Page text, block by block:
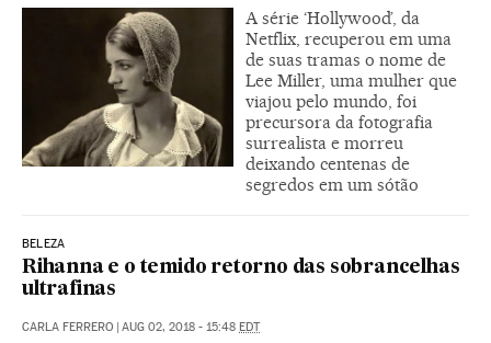
A série ‘Hollywood’, da
Netflix, recuperou em uma
de suas tramas o nome de
Lee Miller, uma mulher que
viajou pelo mundo, foi
precursora da fotografia
surrealista e morreu
deixando centenas de
segredos em um sótão
BELEZA
Rihanna e o temido retorno das sobrancelhas
ultrafinas
CARLA FERRERO AUG 02, 2018 - 15:48 EDT